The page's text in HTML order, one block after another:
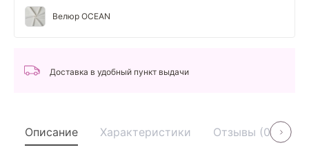
Велюр OCEAN
Доставка в удобный пункт выдачи
Описание Характеристики Отзывы (0)